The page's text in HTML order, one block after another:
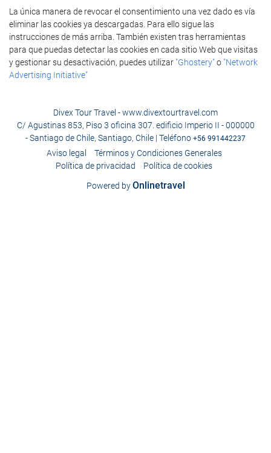
La única manera de revocar el consentimiento una vez dado es vía
eliminar las cookies ya descargadas. Para ello sigue las
instrucciones de más arriba. También existen tras herramientas
para que puedas detectar las cookies en cada sitio Web que visitas
y gestionar su desactivación, puedes utilizar "Ghostery"o "Network
Advertising Initiative"
Divex Tour Travel - www.divextourtravel.com
C/ Agustinas 853, Piso 3 oficina 307. edificio Imperio II - 000000
- Santiago de Chile, Santiago, Chile | Teléfono +56 991442237
Aviso legal
Términos y Condiciones Generales
Política de privacidad
Política de cookies
Powered byOnlinetravel